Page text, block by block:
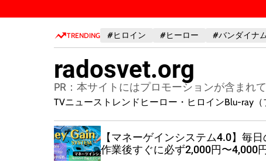
k
TRENDING #ヒロイン #ヒーロー #バンダイナ
radosvet.org
PR：本サイトにはプロモーションが含まれ
TVニューストレンド ヒーロー・ヒロインBlu-ray（
【マネーゲインシステム4.0】毎日
作業後すぐに必ず2,000円〜4,000